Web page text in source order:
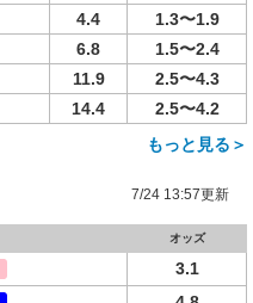
4.4
1.3〜1.9
6.8
1.5〜2.4
11.9
2.5〜4.3
14.4
2.5〜4.2
もっと見る＞
7/24 13:57更新
オッズ
3.1